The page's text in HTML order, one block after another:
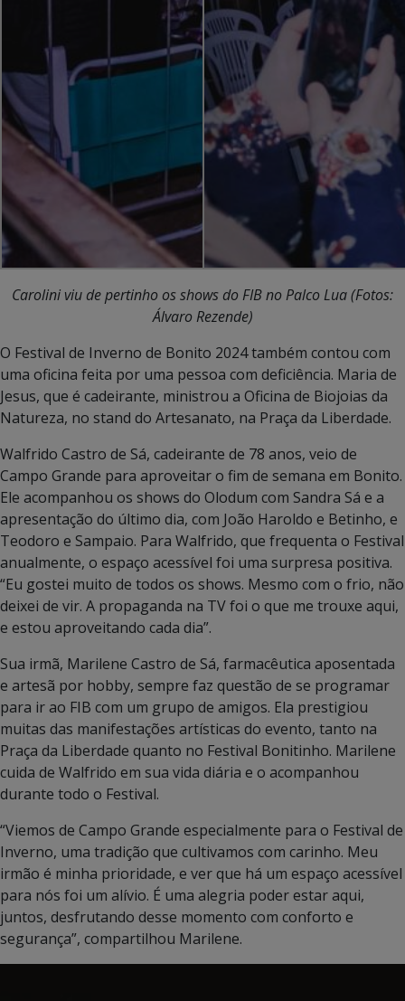
Carolini viu de pertinho os shows do FIB no Palco Lua (Fotos:
Álvaro Rezende)
O Festival de Inverno de Bonito 2024 também contou com
uma oficina feita por uma pessoa com deficiência. Maria de
Jesus, que é cadeirante, ministrou a Oficina de Biojoias da
Natureza, no stand do Artesanato, na Praça da Liberdade.
Walfrido Castro de Sá, cadeirante de 78 anos, veio de
Campo Grande para aproveitar o fim de semana em Bonito.
Ele acompanhou os shows do Olodum com Sandra Sá e a
apresentação do último dia, com João Haroldo e Betinho, e
Teodoro e Sampaio. Para Walfrido, que frequenta o Festival
anualmente, o espaço acessível foi uma surpresa positiva.
“Eu gostei muito de todos os shows. Mesmo com o frio, não
deixei de vir. A propaganda na TV foi o que me trouxe aqui,
e estou aproveitando cada dia”.
Sua irmã, Marilene Castro de Sá, farmacêutica aposentada
e artesã por hobby, sempre faz questão de se programar
para ir ao FIB com um grupo de amigos. Ela prestigiou
muitas das manifestações artísticas do evento, tanto na
Praça da Liberdade quanto no Festival Bonitinho. Marilene
cuida de Walfrido em sua vida diária e o acompanhou
durante todo o Festival.
“Viemos de Campo Grande especialmente para o Festival de
Inverno, uma tradição que cultivamos com carinho. Meu
irmão é minha prioridade, e ver que há um espaço acessível
para nós foi um alívio. É uma alegria poder estar aqui,
juntos, desfrutando desse momento com conforto e
segurança”, compartilhou Marilene.